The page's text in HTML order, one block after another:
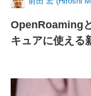
OpenRoaming
キュアに使える